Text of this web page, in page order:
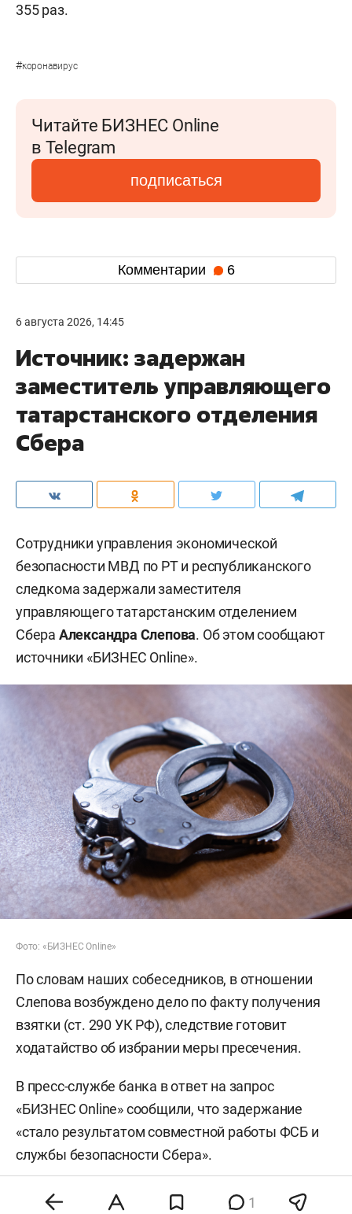
355 раз.
#коронавирус
Читайте БИЗНЕС Online
в Telegram
подписаться
Комментарии 6
6 августа 2026, 14:45
Источник: задержан
заместитель управляющего
татарстанского отделения
Сбера
Сотрудники управления экономической
безопасности МВД по РТ и республиканского
следкома задержали заместителя
управляющего татарстанским отделением
Сбера Александра Слепова. Об этом сообщают
источники «БИЗНЕС Online».
Фото: «БИЗНЕС Online»
По словам наших собеседников, в отношении
Слепова возбуждено дело по факту получения
взятки (ст. 290 УК РФ), следствие готовит
ходатайство об избрании меры пресечения.
В пресс-службе банка в ответ на запрос
«БИЗНЕС Online» сообщили, что задержание
«стало результатом совместной работы ФСБ и
службы безопасности Сбера».
Слепов — уроженец Нижнекамска. С 1999 года
1